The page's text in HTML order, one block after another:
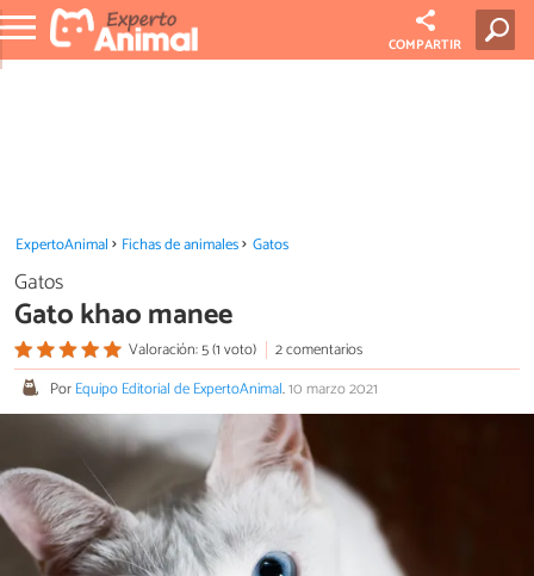
COMPARTIR
ExpertoAnimal Fichas de animales Gatos
Gatos
Gato khao manee
Valoración: 5 (1 voto)
2 comentarios
PorEquipo Editorial de ExpertoAnimal.10 marzo 2021